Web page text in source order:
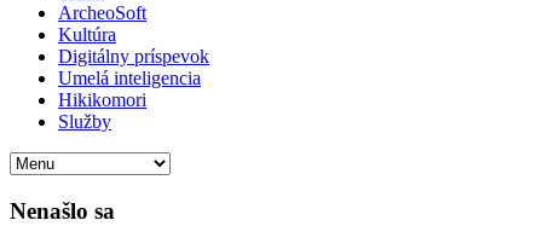
ArcheoSoft
Kultúra
Digitálny príspevok
Umelá inteligencia
Hikikomori
Služby
Nenašlo sa